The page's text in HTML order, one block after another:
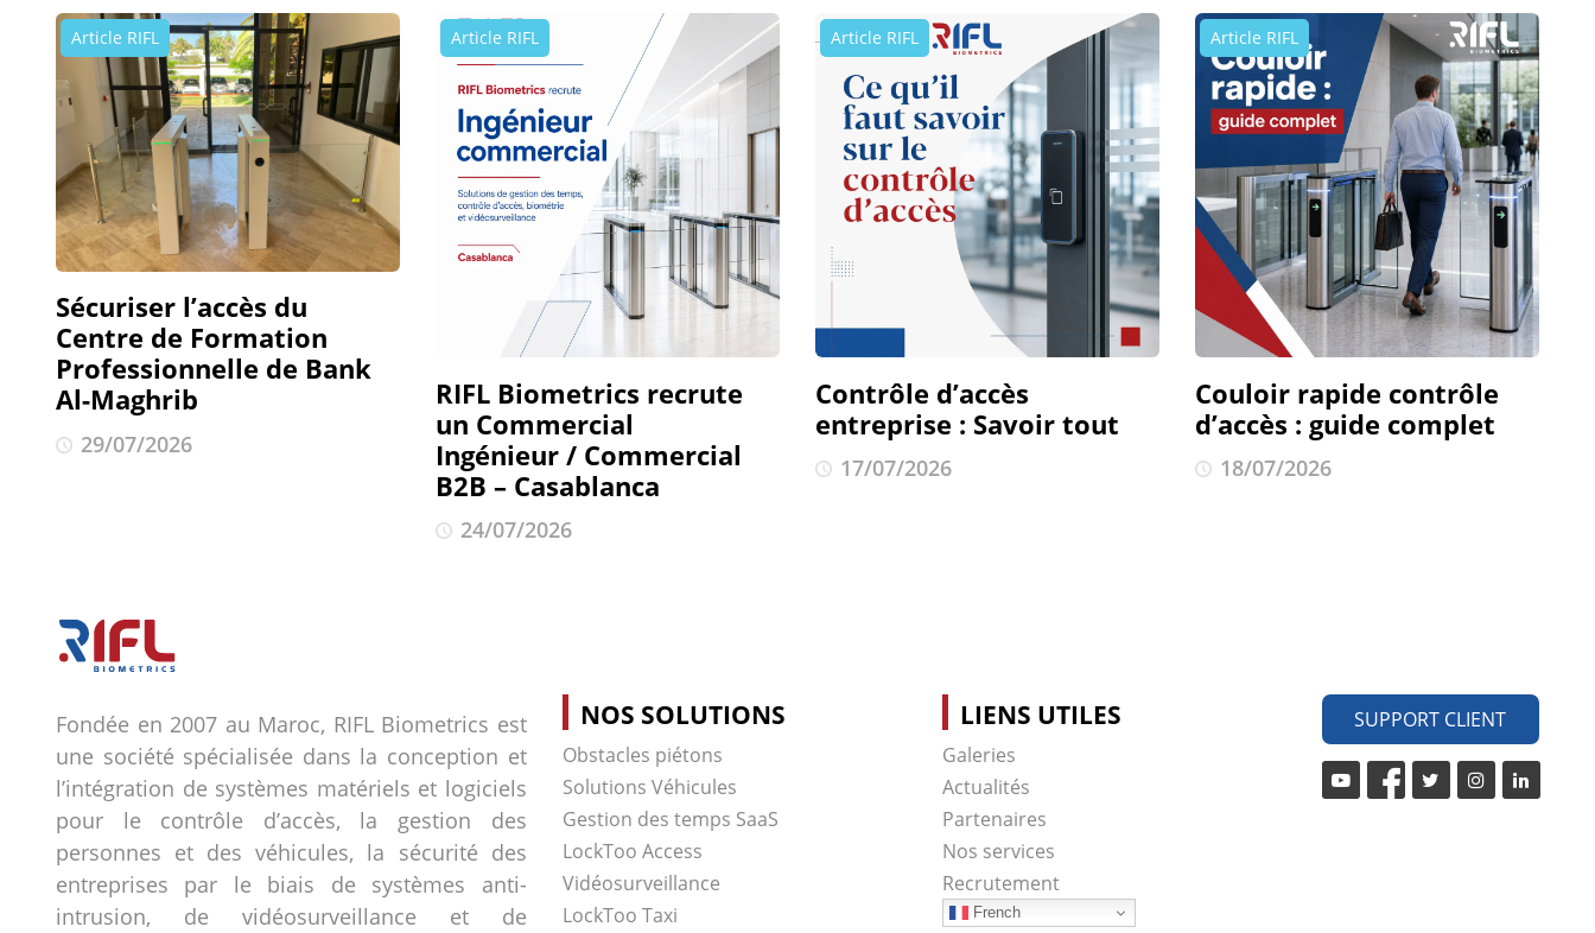
Article RIFL
Sécuriser l’accès du
Centre de Formation
Professionnelle de Bank
Al-Maghrib
29/07/2026
Article RIFL
RIFL Biometrics recrute
un Commercial
Ingénieur / Commercial
B2B – Casablanca
24/07/2026
Article RIFL
Contrôle d’accès
entreprise : Savoir tout
17/07/2026
Article RIFL
Couloir rapide contrôle
d’accès : guide complet
18/07/2026
Fondée en 2007 au Maroc, RIFL Biometrics est
une société spécialisée dans la conception et
l’intégration de systèmes matériels et logiciels
pour le contrôle d’accès, la gestion des
personnes et des véhicules, la sécurité des
entreprises par le biais de systèmes anti-
intrusion, de vidéosurveillance et de
NOS SOLUTIONS
Obstacles piétons
Solutions Véhicules
Gestion des temps SaaS
LockToo Access
Vidéosurveillance
LockToo Taxi
LIENS UTILES
Galeries
Actualités
Partenaires
Nos services
Recrutement
French
SUPPORT CLIENT